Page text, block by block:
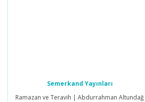
Semerkand Yayınları
Ramazan ve Teravih | Abdurrahman Altundağ